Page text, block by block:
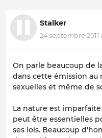
Stalker
24 septembre 2011
On parle beaucoup de
dans cette émission au
sexuelles et même de
La nature est
peut être essentielles
ses lois. Beaucoup